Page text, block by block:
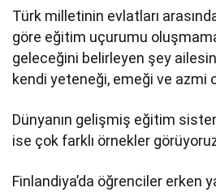
Türk milletinin evlatları
göre eğitim uçurumu
geleceğini belirleyen şey
kendi yeteneği, emeği ve azmi
Dünyanın gelişmiş eğitim
ise çok farklı örnekler
Finlandiya’da öğrenciler erken